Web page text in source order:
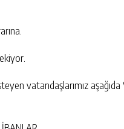
vatandaşlarımız